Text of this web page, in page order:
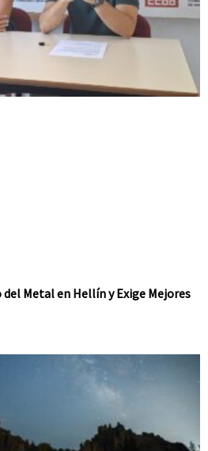
del Metal en Hellín y Exige Mejores